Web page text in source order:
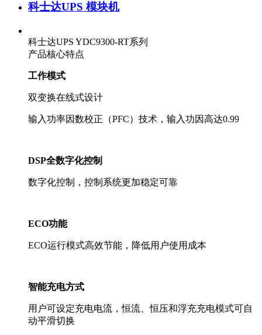
科士达UPS 模块机
科士达UPS YDC9300-RT系列
产品核心特点
工作模式
双变换在线式设计
输入功率因数校正（PFC）技术，输入功因高达0.99
DSP全数字化控制
数字化控制，控制系统更加稳定可靠
ECO功能
ECO运行模式高效节能，降低用户使用成本
智能充电方式
用户可设定充电电流，恒流、恒压和浮充充电模式可自
动平滑切换